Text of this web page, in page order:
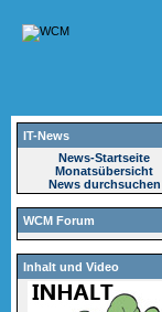
IT-News
News-Startseite
Monatsübersicht
News durchsuchen
WCM Forum
Inhalt und Video